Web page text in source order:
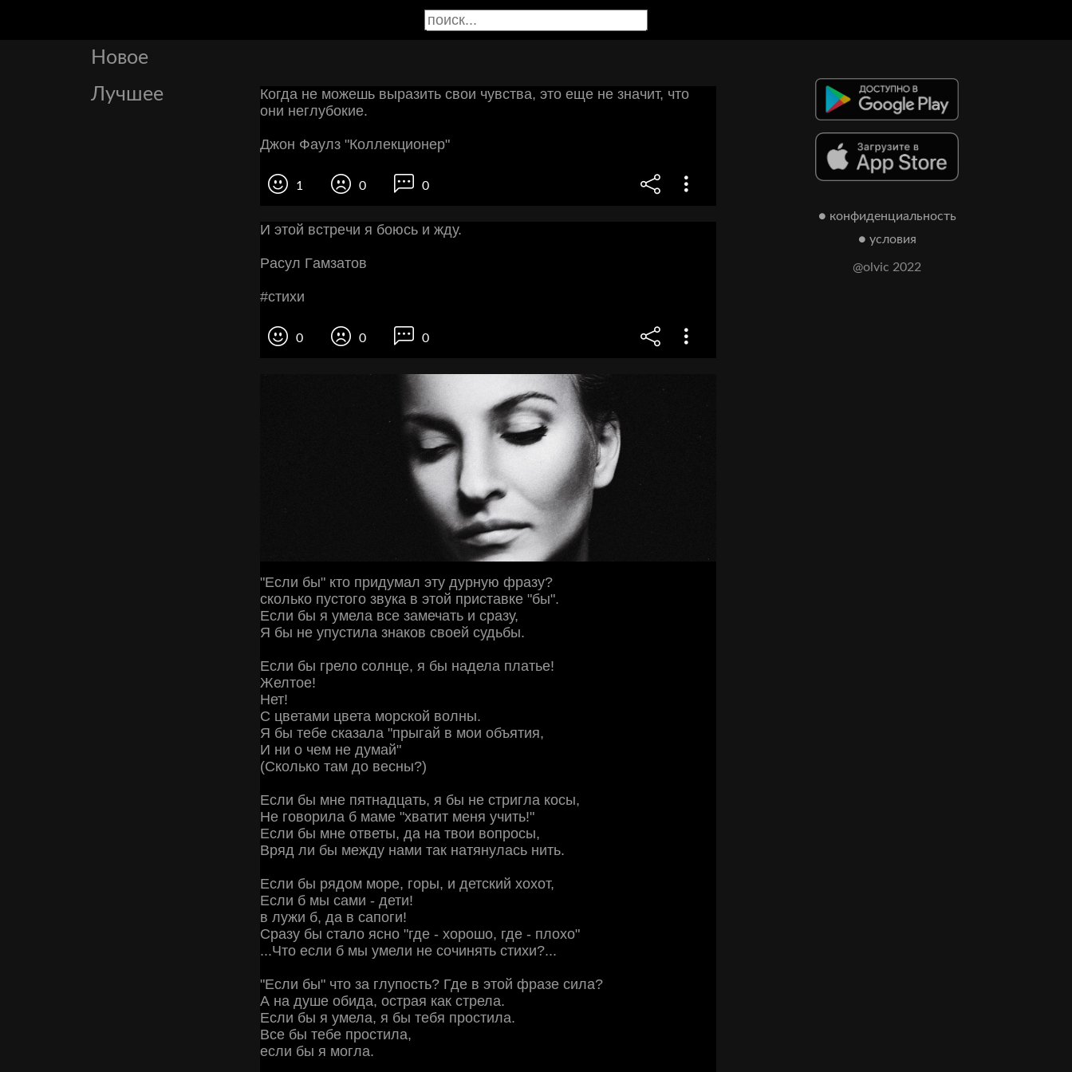
Новое
Лучшее
Когда не можешь выразить свои чувства, это еще не значит, что
они неглубокие.
Джон Фаулз "Коллекционер"
1 0 0
И этoй вcтpeчи я бoюcь и жду.
Рacул Γaмзaтoв
#cтихи
0 0 0
"Если бы" кто придумал эту дурную фразу?
сколько пустого звука в этой приставке "бы".
Если бы я умела все замечать и сразу,
Я бы не упустила знаков своей судьбы.
Если бы грело солнце, я бы надела платье!
Желтое!
Нет!
С цветами цвета морской волны.
Я бы тебе сказала "прыгай в мои объятия,
И ни о чем не думай"
(Сколько там до весны?)
Если бы мне пятнадцать, я бы не стригла косы,
Не говорила б маме "хватит меня учить!"
Если бы мне ответы, да на твои вопросы,
Вряд ли бы между нами так натянулась нить.
Если бы рядом море, горы, и детский хохот,
Если б мы сами - дети!
в лужи б, да в сапоги!
Сразу бы стало ясно "где - хорошо, где - плохо"
...Что если б мы умели не сочинять стихи?...
"Если бы" что за глупость? Где в этой фразе сила?
А на душе обида, острая как стрела.
Если бы я умела, я бы тебя простила.
Все бы тебе простила,
если бы я могла.
● конфиденциальность
● условия
@olvic 2022